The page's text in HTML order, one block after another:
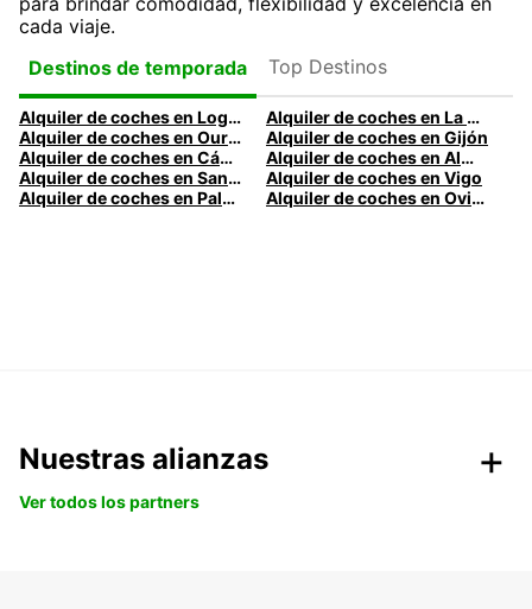
cada viaje.
Destinos de temporada
Top Destinos
Alquiler de coches en Logroño
Alquiler de coches en La Coruña
Alquiler de coches en Ourense
Alquiler de coches en Gijón
Alquiler de coches en Cádiz
Alquiler de coches en Almería
Alquiler de coches en Santander
Alquiler de coches en Vigo
Alquiler de coches en Palma
Alquiler de coches en Oviedo
Nuestras alianzas
Ver todos los partners